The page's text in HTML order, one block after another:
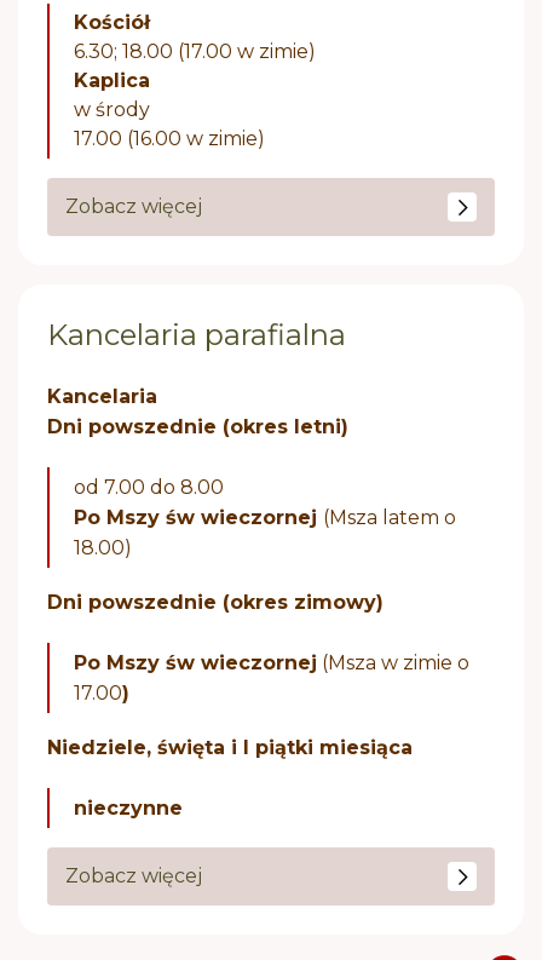
Kościół
6.30; 18.00 (17.00 w zimie)
Kaplica
w środy
17.00 (16.00 w zimie)
Zobacz więcej
Kancelaria parafialna
Kancelaria
Dni powszednie (okres letni)
od 7.00 do 8.00
Po Mszy św wieczornej (Msza latem o
18.00)
Dni powszednie (okres zimowy)
Po Mszy św wieczornej (Msza w zimie o
17.00)
Niedziele, święta i I piątki miesiąca
nieczynne
Zobacz więcej